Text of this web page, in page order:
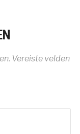
Vereiste velden